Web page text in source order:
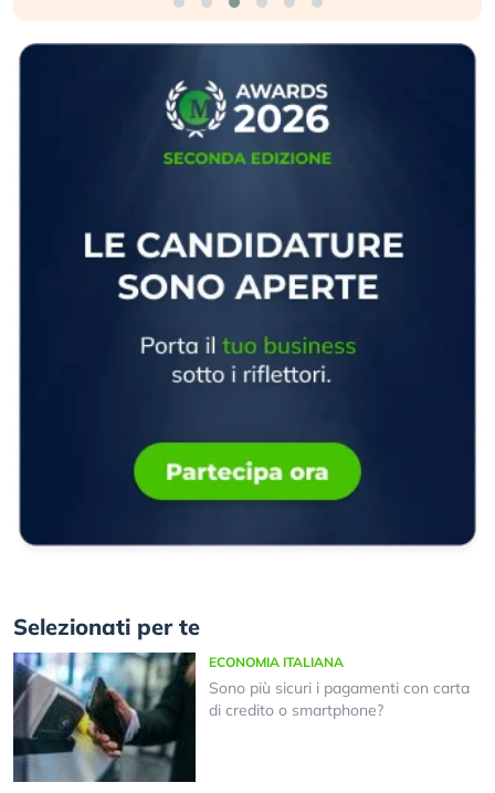
Selezionati per te
ECONOMIA ITALIANA
Sono più sicuri i pagamenti con carta
di credito o smartphone?